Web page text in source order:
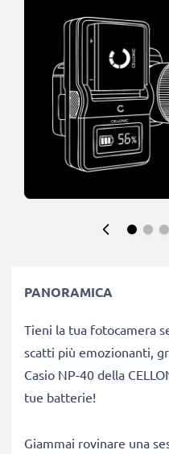
PANORAMICA
Tieni la tua fotocamera
scatti più emozionanti,
Casio NP-40 della
tue batterie!
Giammai rovinare una